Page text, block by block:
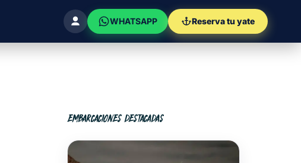
WHATSAPP Reserva tu yate
EMBARCACIONES DESTACADAS